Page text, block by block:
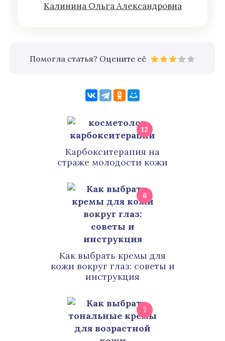
Кaлининa Oльгa Aлексaндровна
Помогла статья? Оцените её
12
Карбокситерапия на
страже молодости кожи
6
Как выбрать кремы для
кожи вокруг глаз: советы и
инструкция
7